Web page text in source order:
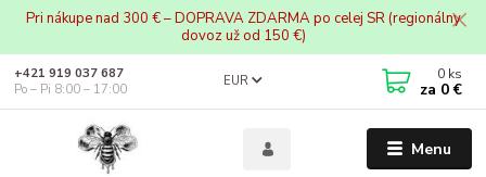
Pri nákupe nad 300 € – DOPRAVA ZDARMA po celej SR (regionálny
dovoz už od 150 €)
Menu
EUR
+421 919 037 687
Po – Pi 8:00 – 17:00
0 ks
za 0 €